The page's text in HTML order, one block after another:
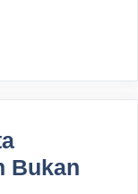
Bukan